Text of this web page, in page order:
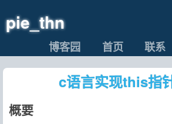
pie_thn
博客园 首页 联系
c语言实现this指
概要